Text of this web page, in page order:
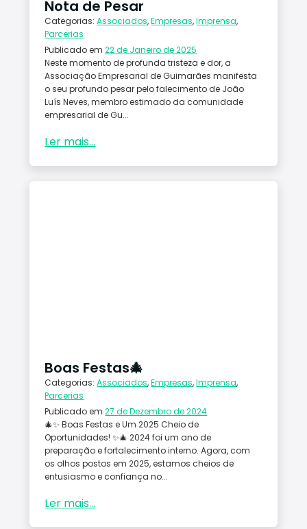
Nota de Pesar
Categorias:Associados,Empresas,Imprensa,
Parcerias
Publicado em22 de Janeiro de 2025
Neste momento de profunda tristeza e dor, a
Associação Empresarial de Guimarães manifesta
o seu profundo pesar pelo falecimento de João
Luís Neves, membro estimado da comunidade
empresarial de Gu...
Ler mais...
Boas Festas🎄
Categorias:Associados,Empresas,Imprensa,
Parcerias
Publicado em27 de Dezembro de 2024
🎄✨ Boas Festas e Um 2025 Cheio de
Oportunidades! ✨🎄 2024 foi um ano de
preparação e fortalecimento interno. Agora, com
os olhos postos em 2025, estamos cheios de
entusiasmo e confiança no...
Ler mais...